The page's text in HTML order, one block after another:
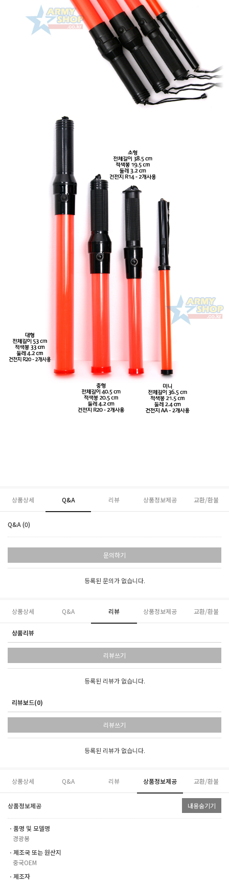
상품상세 Q&A 리뷰 상품정보제공 교환/환불
Q&A (0)
문의하기
등록된 문의가 없습니다.
상품상세 Q&A 리뷰 상품정보제공 교환/환불
상품리뷰
리뷰쓰기
등록된 리뷰가 없습니다.
리뷰보드(0)
리뷰쓰기
등록된 리뷰가 없습니다.
상품상세 Q&A 리뷰 상품정보제공 교환/환불
상품정보제공 내용숨기기
ㆍ품명 및 모델명
경광봉
ㆍ제조국 또는 원산지
중국OEM
ㆍ제조자